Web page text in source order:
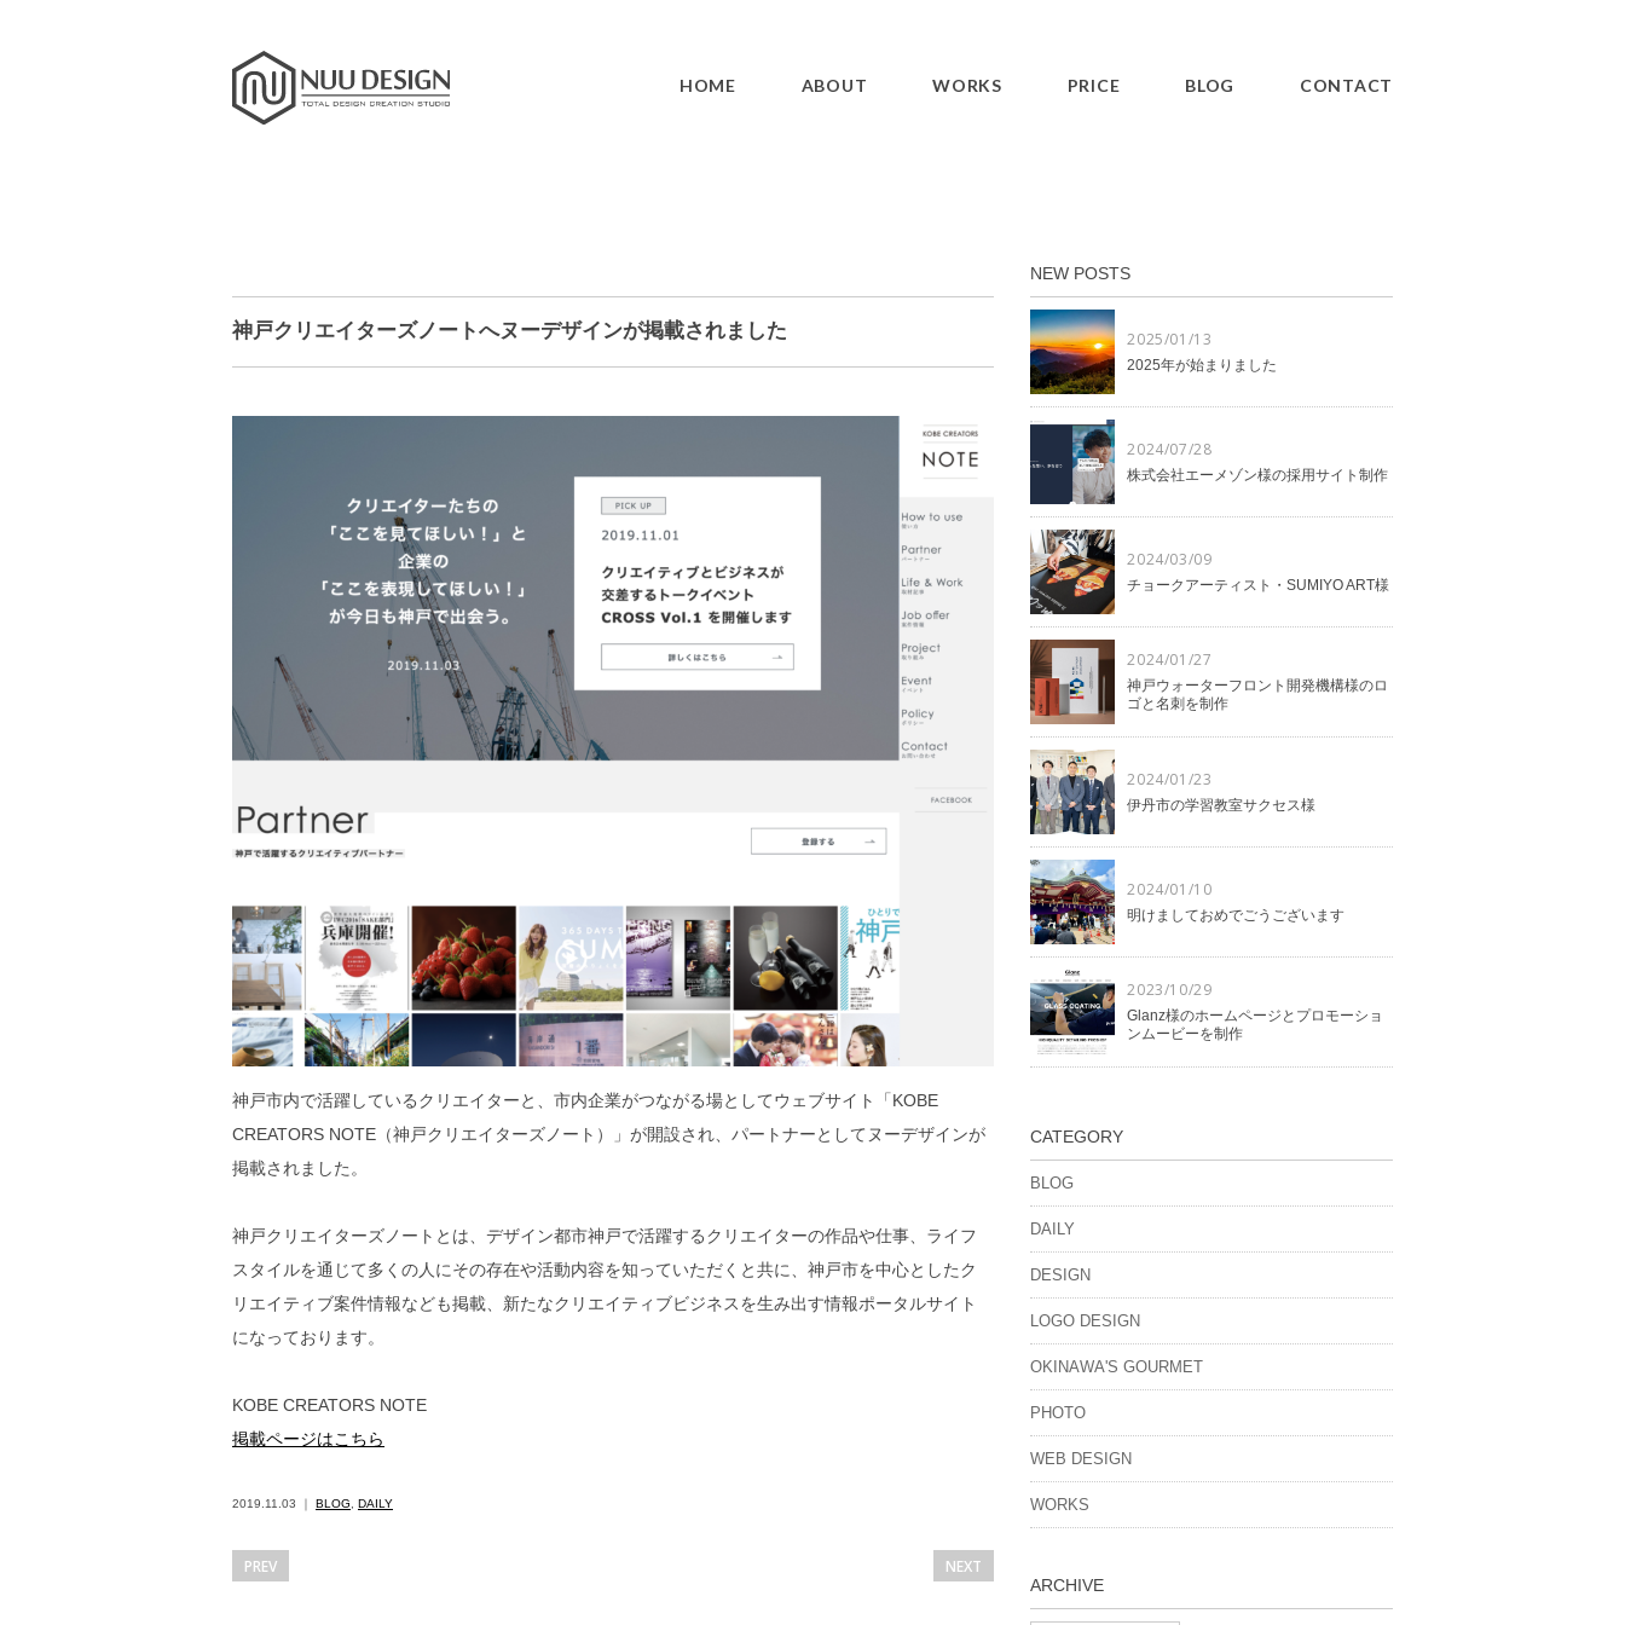
HOME ABOUT WORKS PRICE BLOG CONTACT
神戸クリエイターズノートへヌーデザインが掲載されました
神戸市内で活躍しているクリエイターと、市内企業がつながる場としてウェブサイト「KOBE
CREATORS NOTE（神戸クリエイターズノート）」が開設され、パートナーとしてヌーデザインが
掲載されました。
神戸クリエイターズノートとは、デザイン都市神戸で活躍するクリエイターの作品や仕事、ライフ
スタイルを通じて多くの人にその存在や活動内容を知っていただくと共に、神戸市を中心としたク
リエイティブ案件情報なども掲載、新たなクリエイティブビジネスを生み出す情報ポータルサイト
になっております。
KOBE CREATORS NOTE
掲載ページはこちら
2019.11.03 ｜ BLOG DAILY
PREV NEXT
NEW POSTS
2025/01/13
2025年が始まりました
2024/07/28
株式会社エーメゾン様の採用サイト制作
2024/03/09
チョークアーティスト・SUMIYO ART様
2024/01/27
神戸ウォーターフロント開発機構様のロ
ゴと名刺を制作
2024/01/23
伊丹市の学習教室サクセス様
2024/01/10
明けましておめでごうございます
2023/10/29
Glanz様のホームページとプロモーショ
ンムービーを制作
CATEGORY
BLOG
DAILY
DESIGN
LOGO DESIGN
OKINAWA'S GOURMET
PHOTO
WEB DESIGN
WORKS
ARCHIVE